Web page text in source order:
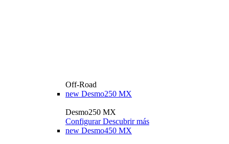
Off-Road
new Desmo250 MX
Desmo250 MX
Configurar Descubrir más
new Desmo450 MX